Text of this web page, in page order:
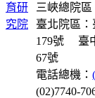
三峽總院
臺北院區
179號
臺
67號
電話總機：
(02)7740-